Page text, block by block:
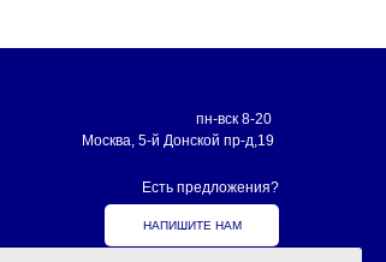
НАПИШИТЕ НАМ
Есть предложения?
пн-вск 8-20
Москва, 5-й Донской пр-д,19